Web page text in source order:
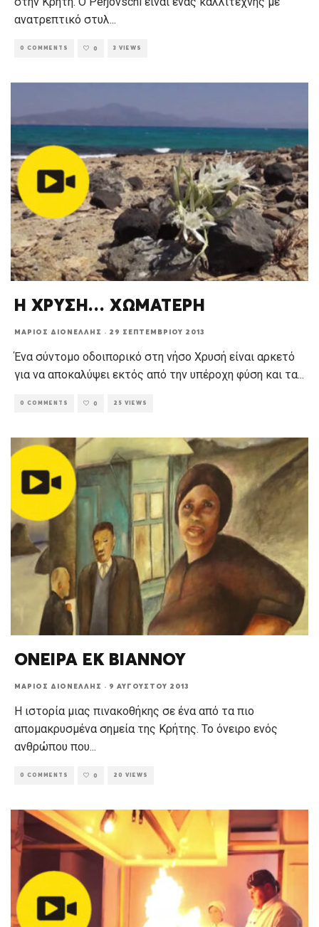
ανατρεπτικό στυλ...
0 COMMENTS 0 3 VIEWS
Η ΧΡΥΣΗ… ΧΩΜΑΤΕΡΗ
ΜΆΡΙΟΣ ΔΙΟΝΈΛΛΗΣ · 29 ΣΕΠΤΕΜΒΡΊΟΥ 2013
Ένα σύντομο οδοιπορικό στη νήσο Χρυσή είναι αρκετό
για να αποκαλύψει εκτός από την υπέροχη φύση και τα...
0 COMMENTS 0 25 VIEWS
ΟΝΕΙΡΑ ΕΚ ΒΙΑΝΝΟΥ
ΜΆΡΙΟΣ ΔΙΟΝΈΛΛΗΣ · 9 ΑΥΓΟΎΣΤΟΥ 2013
Η ιστορία μιας πινακοθήκης σε ένα από τα πιο
απομακρυσμένα σημεία της Κρήτης. Το όνειρο ενός
ανθρώπου που...
0 COMMENTS 0 20 VIEWS